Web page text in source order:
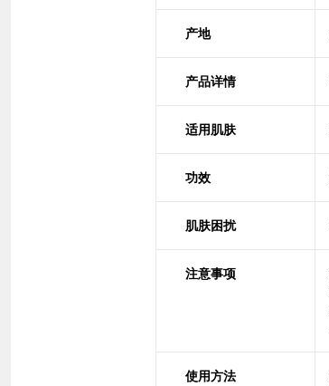
产地
产品详情
适用肌肤
功效
肌肤困扰
注意事项
使用方法